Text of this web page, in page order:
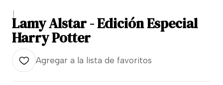
|
Lamy Alstar - Edición Especial
Harry Potter
Agregar a la lista de favoritos